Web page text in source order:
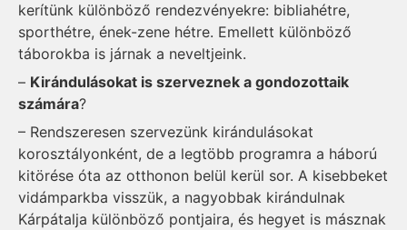
kerítünk különböző rendezvényekre: bibliahétre,
sporthétre, ének-zene hétre. Emellett különböző
táborokba is járnak a neveltjeink.
– Kirándulásokat is szerveznek a gondozottaik
számára?
– Rendszeresen szervezünk kirándulásokat
korosztályonként, de a legtöbb programra a háború
kitörése óta az otthonon belül kerül sor. A kisebbeket
vidámparkba visszük, a nagyobbak kirándulnak
Kárpátalja különböző pontjaira, és hegyet is másznak